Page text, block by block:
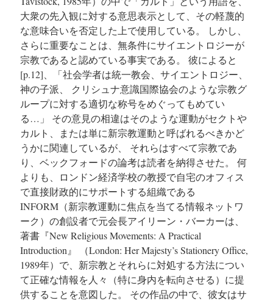
大衆の先入観に対する意思表示として、その軽蔑的
な意味合いを否定した上で使用している。
しかし、
さらに重要なことは、無条件にサイエントロジーが
宗教であると認めている事実である。 彼によると
[p.12]、
「社会学者は統一教会、サイエントロジー、
神の子派、 クリシュナ意識国際協会のような宗教グ
ループに対する適切な称号をめぐってもめてい
る…」 その意見の相違はそのような運動がセクトや
カルト、または単に新宗教運動と呼ばれるべきかど
うかに関連しているが、 それらはすべて宗教であ
り、ベックフォードの論考は読者を納得させた。 何
よりも、ロンドン経済学校の教授で自宅のオフィス
で直接財政的にサポートする組織である
INFORM（新宗教運動に焦点を当てる情報ネットワ
ーク）の創設者で元会長アイリーン・バーカーは、
著書『New Religious Movements: A Practical
Introduction』 （London: Her Majesty’s Stationery Office,
1989年）で、新宗教とそれらに対処する方法につい
て正確な情報を人々（特に身内を転向させる）に提
供することを意図した。
その作品の中で、彼女はサ